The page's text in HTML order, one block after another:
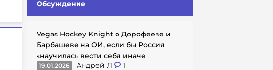
Обсуждение
Vegas Hockey Knight о Дорофееве и
Барбашеве на ОИ, если бы Россия
«научилась вести себя иначе
19.01.2026 Андрей Л 1